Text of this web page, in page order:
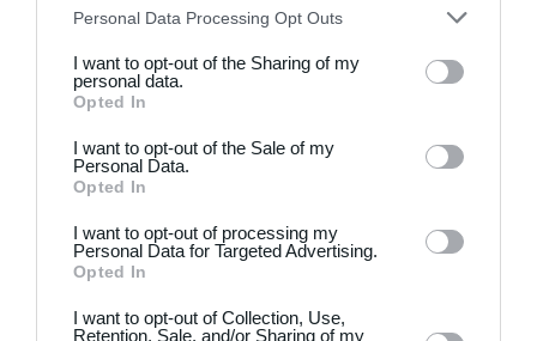
Personal Data Processing Opt Outs
I want to opt-out of the Sharing of my
personal data.
Opted In
I want to opt-out of the Sale of my
Personal Data.
Opted In
I want to opt-out of processing my
Personal Data for Targeted Advertising.
Opted In
I want to opt-out of Collection, Use,
Retention, Sale, and/or Sharing of my
De Røde Djævle 2 3
Brede IF - Det grå guld 2 1 Virum
Forrige Næste